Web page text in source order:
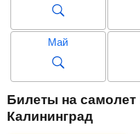
Май
1 023 BYN
Билеты на
Калининград